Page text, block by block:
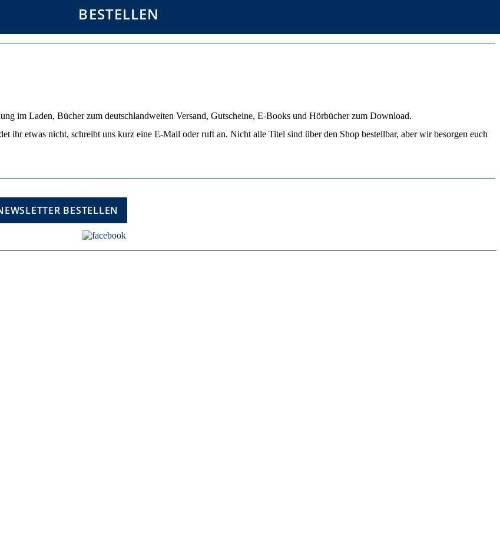
BESTELLEN
im Laden, Bücher zum deutschlandweiten Versand, Gutscheine, E-Books und Hörbücher zum Download.
ihr etwas nicht, schreibt uns kurz eine E-Mail oder ruft an. Nicht alle Titel sind über den Shop bestellbar, aber wir besorgen euch